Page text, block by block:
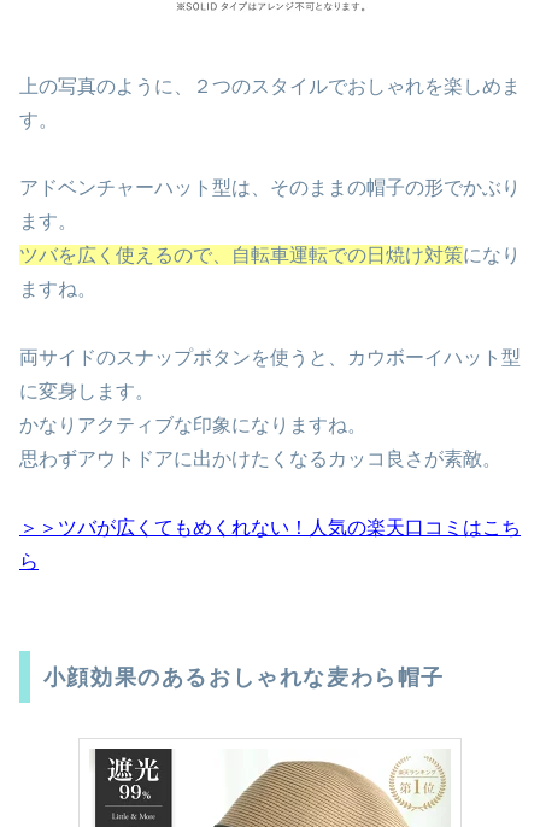
上の写真のように、２つのスタイルでおしゃれを楽しめま
す。
アドベンチャーハット型は、そのままの帽子の形でかぶり
ます。
ツバを広く使えるので、自転車運転での日焼け対策になり
ますね。
両サイドのスナップボタンを使うと、カウボーイハット型
に変身します。
かなりアクティブな印象になりますね。
思わずアウトドアに出かけたくなるカッコ良さが素敵。
＞＞ツバが広くてもめくれない！人気の楽天口コミはこち
ら
小顔効果のあるおしゃれな麦わら帽子